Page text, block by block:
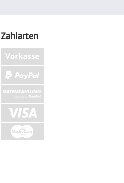
Zahlarten